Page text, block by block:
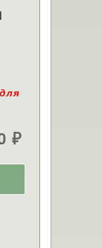
₽